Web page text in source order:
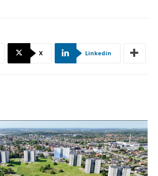
X Linkedin